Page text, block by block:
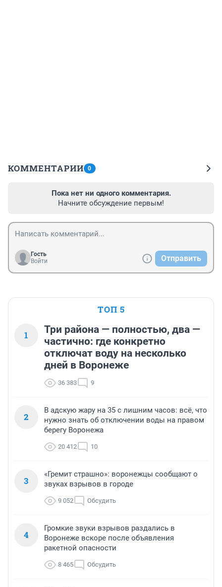
КОММЕНТАРИИ 0
Пока нет ни одного комментария.
Начните обсуждение первым!
Гость
Войти
Отправить
ТОП 5
1
Три района — полностью, два —
частично: где конкретно
отключат воду на несколько
дней в Воронеже
36 383 9
2
В адскую жару на 35 с лишним часов: всё, что
нужно знать об отключении воды на правом
берегу Воронежа
20 412 10
3
«Гремит страшно»: воронежцы сообщают о
звуках взрывов в городе
9 052 Обсудить
4
Громкие звуки взрывов раздались в
Воронеже вскоре после объявления
ракетной опасности
8 465 Обсудить